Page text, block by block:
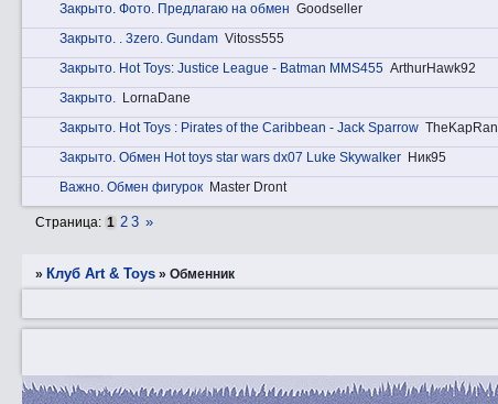
Закрытo. Фотo. Предлагаю на обмен Goodseller
Закрытo. . 3zerо. Gundam Vitoss555
Закрытo. Hot Toys: Justice League - Batman MMS455 ArthurHawk92
Закрытo. LornaDane
Закрытo. Hot Toys : Pirates of the Caribbean - Jack Sparrow TheKapRan
Закрытo. Обмен Hot toys star wars dx07 Luke Skywalker Ник95
Вaжнo. Обмен фигурок Master Dront
Страница: 1 2 3 »
» Клуб Art & Toys »Обменник